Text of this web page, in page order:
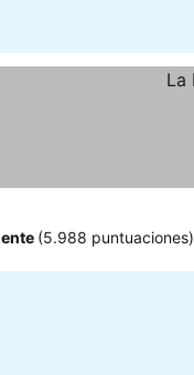
(5.988 puntuaciones)